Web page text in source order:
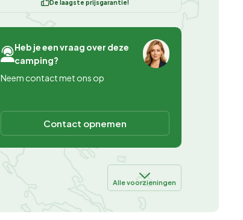
De laagste prijsgarantie!
Heb je een vraag over deze
camping?
Neem contact met ons op
Contact opnemen
Alle voorzieningen